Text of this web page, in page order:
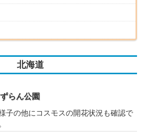
北海道
らん公園
子の他にコスモスの開花状況も確認で